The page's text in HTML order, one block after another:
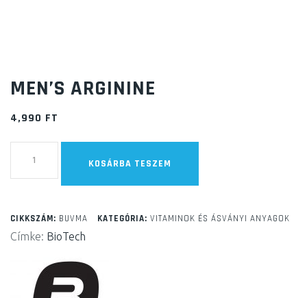
MEN’S ARGININE
4,990 FT
mennyiség
KOSÁRBA TESZEM
CIKKSZÁM: BUVMA KATEGÓRIA: VITAMINOK ÉS ÁSVÁNYI ANYAGOK
Címke: BioTech